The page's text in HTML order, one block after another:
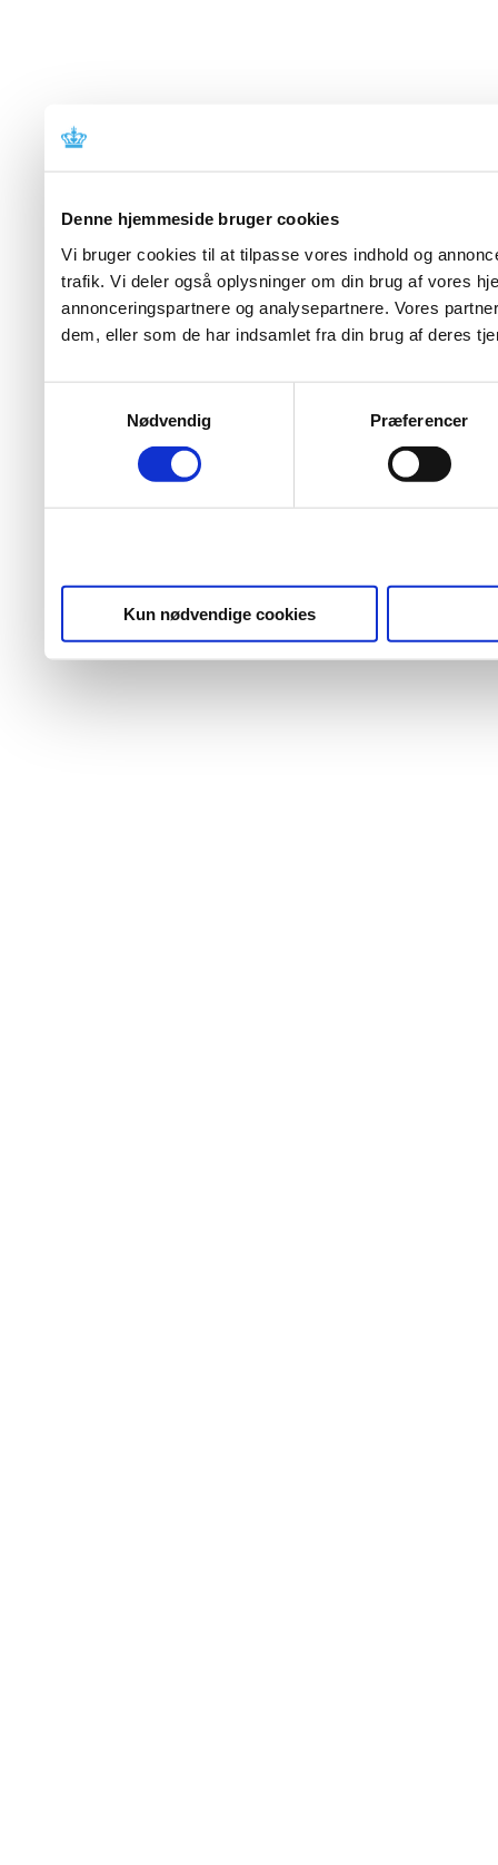
Denne hjemmeside bruger cookies
Vi bruger cookies til at tilpasse vores indhold og
trafik. Vi deler også oplysninger om din brug af vores
annonceringspartnere og analysepartnere. Vores
dem, eller som de har indsamlet fra din brug af deres
Nødvendig
Præferencer
Kun nødvendige cookies